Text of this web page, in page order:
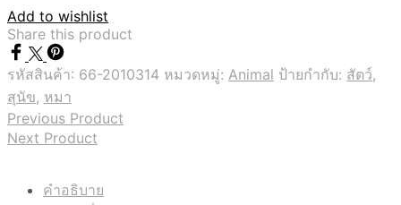
Add to wishlist
Share this product
รหัสสินค้า: 66-2010314 หมวดหมู่: Animal ป้ายกำกับ: สัตว์,
สุนัข, หมา
Previous Product
Next Product
คำอธิบาย